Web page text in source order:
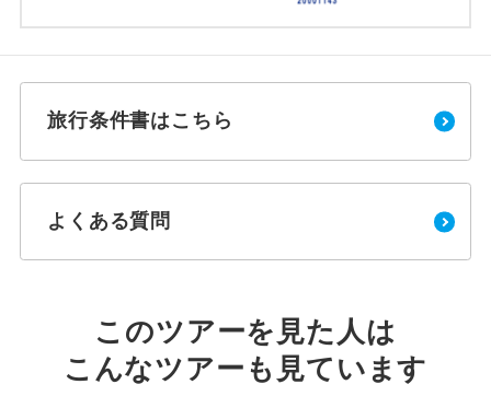
旅行条件書はこちら
よくある質問
このツアーを見た人は
こんなツアーも見ています